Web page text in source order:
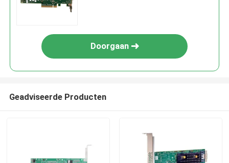
Doorgaan
Geadviseerde Producten